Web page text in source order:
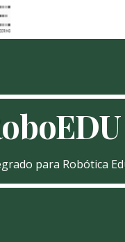
para Robótica